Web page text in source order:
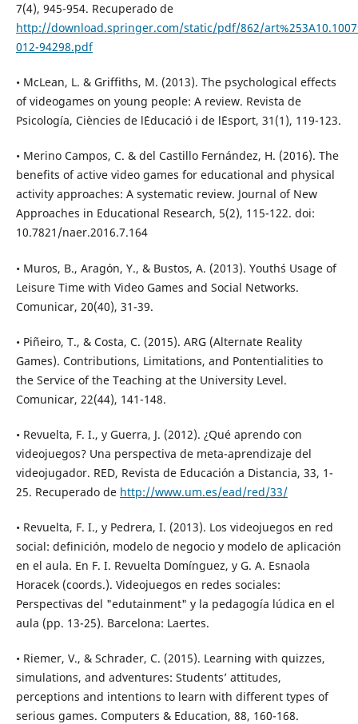
7(4), 945-954. Recuperado de
http://download.springer.com/static/pdf/862/
012-94298.pdf
• McLean, L. & Griffiths, M. (2013). The psychological effects
of videogames on young people: A review. Revista de
Psicología, Ciències de l´Educació i de l´Esport, 31(1), 119-123.
• Merino Campos, C. & del Castillo Fernández, H. (2016). The
benefits of active video games for educational and physical
activity approaches: A systematic review. Journal of New
Approaches in Educational Research, 5(2), 115-122. doi:
10.7821/naer.2016.7.164
• Muros, B., Aragón, Y., & Bustos, A. (2013). Youth´s Usage of
Leisure Time with Video Games and Social Networks.
Comunicar, 20(40), 31-39.
• Piñeiro, T., & Costa, C. (2015). ARG (Alternate Reality
Games). Contributions, Limitations, and Pontentialities to
the Service of the Teaching at the University Level.
Comunicar, 22(44), 141-148.
• Revuelta, F. I., y Guerra, J. (2012). ¿Qué aprendo con
videojuegos? Una perspectiva de meta-aprendizaje del
videojugador. RED, Revista de Educación a Distancia, 33, 1-
25. Recuperado de http://www.um.es/ead/red/33/
• Revuelta, F. I., y Pedrera, I. (2013). Los videojuegos en red
social: definición, modelo de negocio y modelo de aplicación
en el aula. En F. I. Revuelta Domínguez, y G. A. Esnaola
Horacek (coords.). Videojuegos en redes sociales:
Perspectivas del "edutainment" y la pedagogía lúdica en el
aula (pp. 13-25). Barcelona: Laertes.
• Riemer, V., & Schrader, C. (2015). Learning with quizzes,
simulations, and adventures: Students’ attitudes,
perceptions and intentions to learn with different types of
serious games. Computers & Education, 88, 160-168.